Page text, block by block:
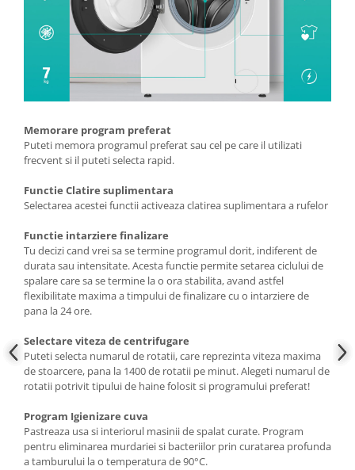
Memorare program preferat
Puteti memora programul preferat sau cel pe care il utilizati
frecvent si il puteti selecta rapid.
Functie Clatire suplimentara
Selectarea acestei functii activeaza clatirea suplimentara a rufelor
Functie intarziere finalizare
Tu decizi cand vrei sa se termine programul dorit, indiferent de
durata sau intensitate. Acesta functie permite setarea ciclului de
spalare care sa se termine la o ora stabilita, avand astfel
flexibilitate maxima a timpului de finalizare cu o intarziere de
pana la 24 ore.
Selectare viteza de centrifugare
Puteti selecta numarul de rotatii, care reprezinta viteza maxima
de stoarcere, pana la 1400 de rotatii pe minut. Alegeti numarul de
rotatii potrivit tipului de haine folosit si programului preferat!
Program Igienizare cuva
Pastreaza usa si interiorul masinii de spalat curate. Program
pentru eliminarea murdariei si bacteriilor prin curatarea profunda
a tamburului la o temperatura de 90°C.